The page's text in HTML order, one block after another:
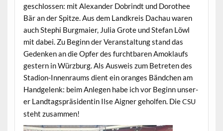
geschlossen: mit Alexan­der Dobrindt und Dorothee
Bär an der Spitze. Aus dem Land­kreis Dachau waren
auch Stephi Burgmaier, Julia Grote und Ste­fan Löwl
mit dabei. Zu Beginn der Ver­anstal­tung stand das
Gedenken an die Opfer des furcht­baren Amok­laufs
gestern in Würzburg. Als Ausweis zum Betreten des
Sta­dion-Innen­raums dient ein oranges Bänd­chen am
Handge­lenk: beim Anle­gen habe ich vor Beginn unser­
er Land­tagspräsi­dentin Ilse Aign­er geholfen. DieCSU
ste­ht zusammen!